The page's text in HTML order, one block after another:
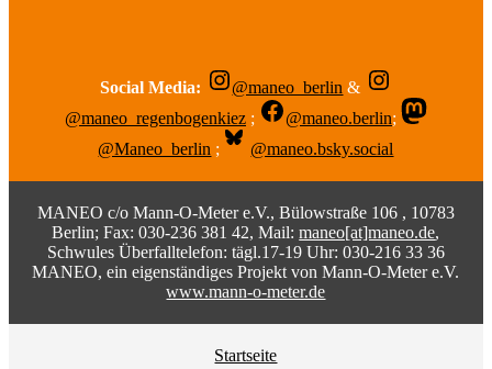
Social Media: @maneo_berlin &
@maneo_regenbogenkiez ; @maneo.berlin;
@Maneo_berlin ; @maneo.bsky.social
MANEO c/o Mann-O-Meter e.V., Bülowstraße 106 , 10783
Berlin; Fax: 030-236 381 42, Mail:maneo[at]maneo.de,
Schwules Überfalltelefon: tägl.17-19 Uhr: 030-216 33 36
MANEO, ein eigenständiges Projekt von Mann-O-Meter e.V.
www.mann-o-meter.de
Startseite